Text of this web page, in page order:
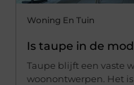
Woning En Tuin
Is taupe in de
Taupe blijft een vaste
woonontwerpen. Het